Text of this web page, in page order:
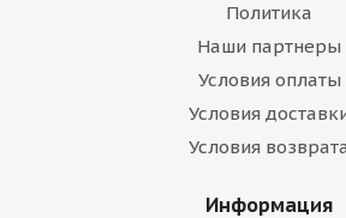
Политика
Наши партнеры
Условия оплаты
Условия
Условия
Информация